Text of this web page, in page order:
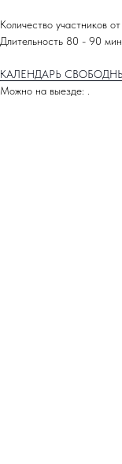
Количество участников
Длительность 80 - 90
КАЛЕНДАРЬ
Можно на выезде: .